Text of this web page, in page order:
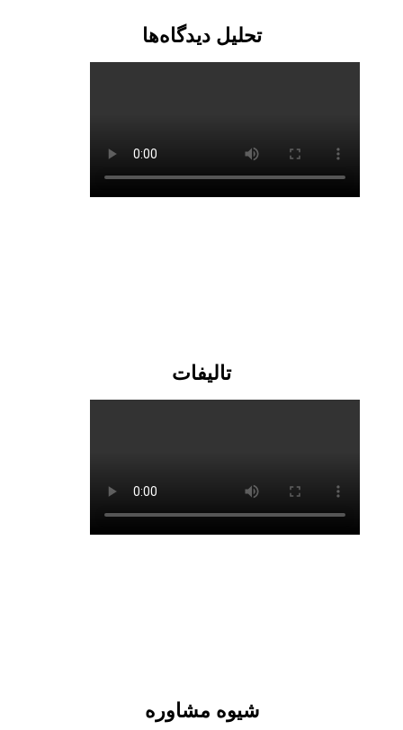
تحلیل دیدگاه‌ها
تالیفات
شیوه مشاوره